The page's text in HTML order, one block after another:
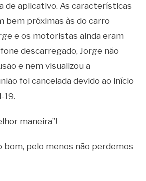
de aplicativo. As características
bem próximas às do carro
e os motoristas ainda eram
descarregado, Jorge não
e nem visualizou a
foi cancelada devido ao início
19.
maneira”!
bom, pelo menos não perdemos